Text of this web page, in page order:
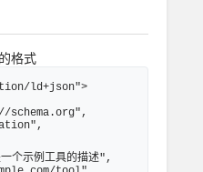
格式
ld+json">